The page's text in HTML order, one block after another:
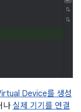
Device를 생성
나 실제 기기를 연결